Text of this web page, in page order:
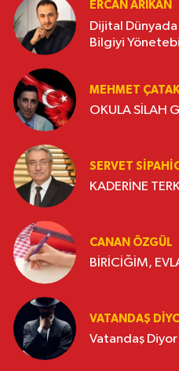
ERCAN ARIKAN
Dijital
Bilgiyi
MEHMET
OKULA SİLAH
SERVET
KADERİNE
CANAN ÖZGÜL
BİRİCİĞİM,
VATANDAŞ
Vatandaş Diyor